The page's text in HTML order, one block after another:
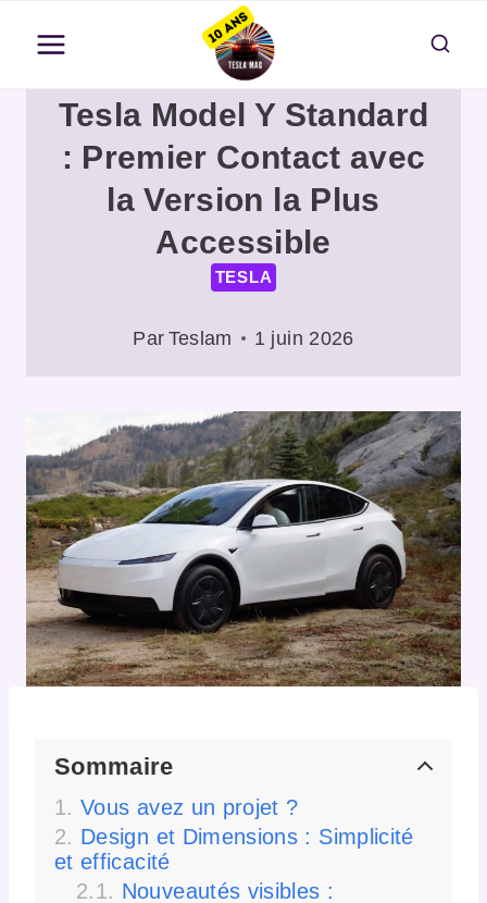
contenu
Tesla Model Y Standard
: Premier Contact avec
la Version la Plus
Accessible
TESLA
Par Teslam 1 juin 2026
Sommaire
Vous avez un projet ?
Design et Dimensions : Simplicité
et efficacité
Nouveautés visibles :